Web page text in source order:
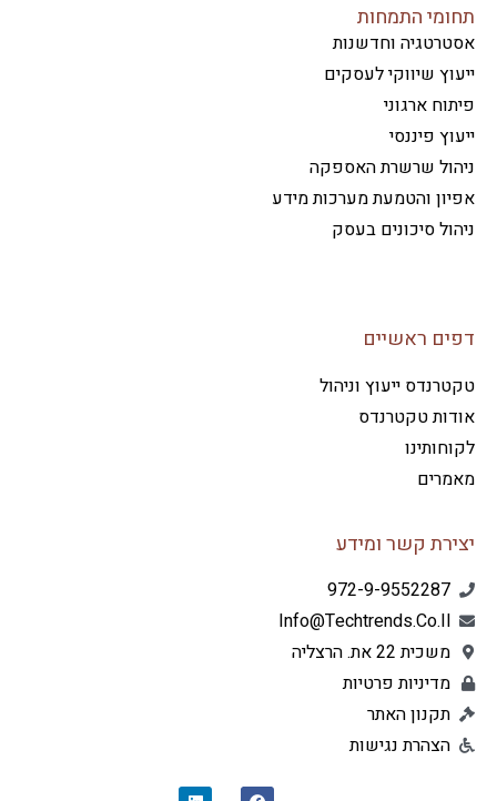
התמחות
וחדשנות
שיווקי לעסקים
ארגוני
פיננסי
שרשרת האספקה
והטמעת מערכות מידע
סיכונים בעסק
ראשיים
ייעוץ וניהול
טקטרנדס
קשר ומידע
972-9-9552287
Info@techtrends.co.il
משכית 22 את. הרצליה
מדיניות פרטיות
תקנון האתר
הצהרת נגישות